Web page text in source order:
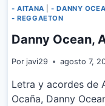
- AITANA |- DANNY
- REGGAETON
Danny Ocean,
Por javi29 agosto 7,
Letra y acordes de
Ocaña, Danny